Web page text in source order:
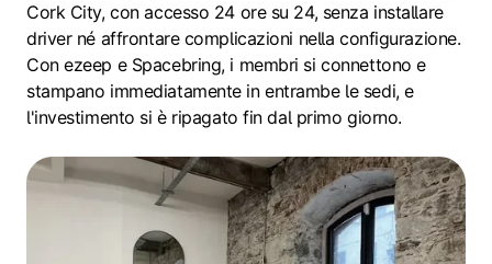
Cork City, con accesso 24 ore su 24, senza installare
driver né affrontare complicazioni nella configurazione.
Con ezeep e Spacebring, i membri si connettono e
stampano immediatamente in entrambe le sedi, e
l'investimento si è ripagato fin dal primo giorno.